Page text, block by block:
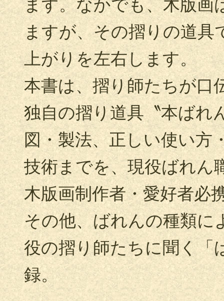
ます。なかでも、木版画
ますが、その摺りの道具
上がりを左右します。
本書は、摺り師たちが口
独自の摺り道具〝本ばれ
図・製法、正しい使い方
技術までを、現役ばれん
木版画制作者・愛好者必
その他、ばれんの種類に
役の摺り師たちに聞く「
録。